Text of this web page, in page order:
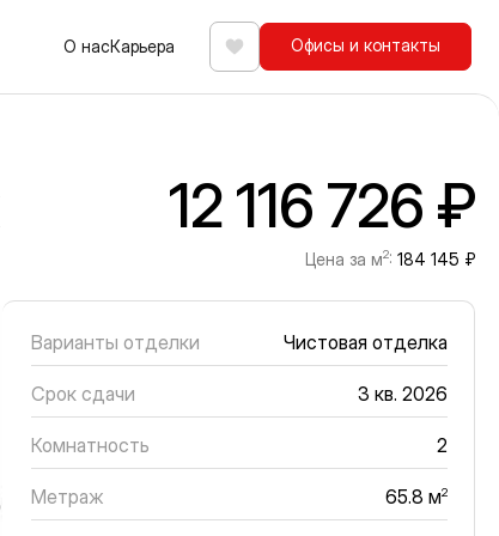
О насКарьера Избранное
Офисы и контакты
12 116 726 ₽
Цена за м2: 184 145 ₽
Варианты отделки Чистовая отделка
Срок сдачи 3 кв. 2026
Комнатность 2
Метраж 65.8 м2